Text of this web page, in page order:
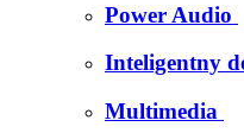
Power Audio
Inteligentny
Multimedia